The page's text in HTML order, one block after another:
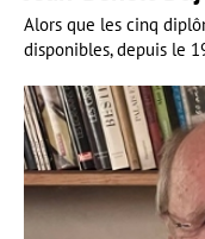
Alors que les cinq
disponibles, depuis le